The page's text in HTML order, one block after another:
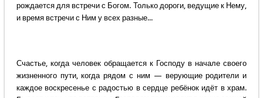
рождается для встречи с Богом. Только дороги, ведущие к Нему,
и время встречи с Ним у всех разные...
Счастье, когда человек обращается к Господу в начале своего
жизненного пути, когда рядом с ним — верующие родители и
каждое воскресенье с радостью в сердце ребёнок идёт в храм.